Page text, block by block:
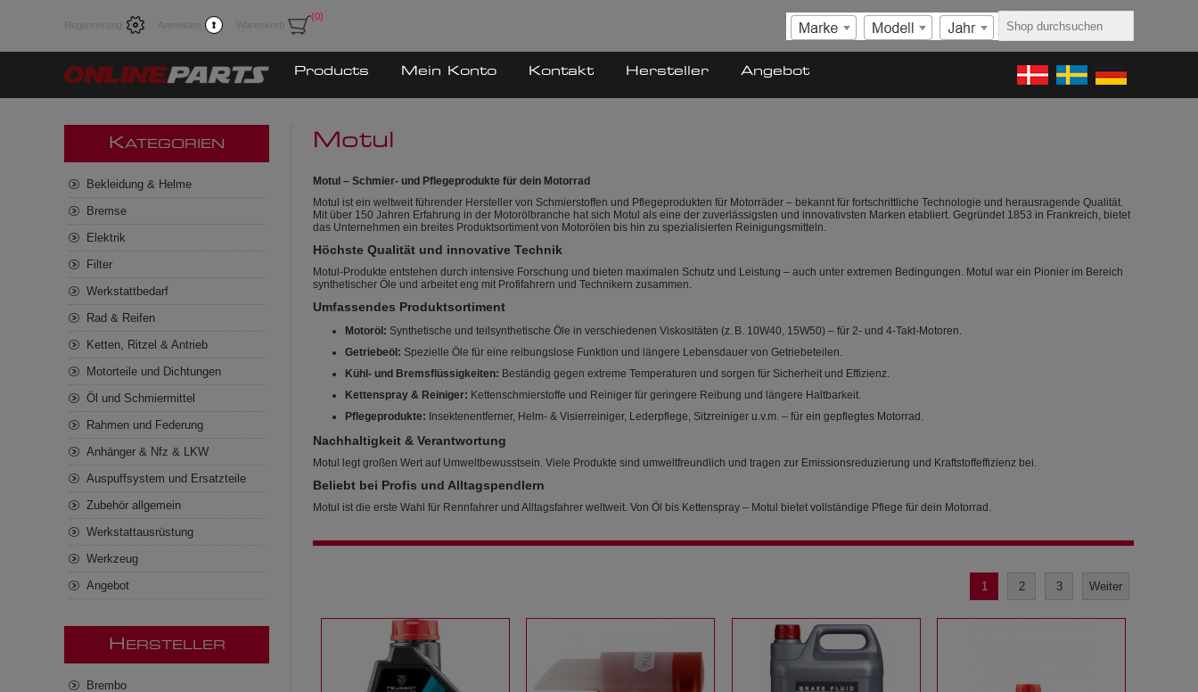
Registrierung Anmelden Warenkorb
(0)
Products Mein Konto Kontakt Hersteller Angebot
Motul
Motul – Schmier- und Pflegeprodukte für dein Motorrad
Motul ist ein weltweit führender Hersteller von Schmierstoffen und Pflegeprodukten für Motorräder – bekannt für fortschrittliche Technologie und herausragende Qualität.
Mit über 150 Jahren Erfahrung in der Motorölbranche hat sich Motul als eine der zuverlässigsten und innovativsten Marken etabliert. Gegründet 1853 in Frankreich, bietet
das Unternehmen ein breites Produktsortiment von Motorölen bis hin zu spezialisierten Reinigungsmitteln.
Höchste Qualität und innovative Technik
Motul-Produkte entstehen durch intensive Forschung und bieten maximalen Schutz und Leistung – auch unter extremen Bedingungen. Motul war ein Pionier im Bereich
synthetischer Öle und arbeitet eng mit Profifahrern und Technikern zusammen.
Umfassendes Produktsortiment
Motoröl: Synthetische und teilsynthetische Öle in verschiedenen Viskositäten (z. B. 10W40, 15W50) – für 2- und 4-Takt-Motoren.
Getriebeöl: Spezielle Öle für eine reibungslose Funktion und längere Lebensdauer von Getriebeteilen.
Kühl- und Bremsflüssigkeiten: Beständig gegen extreme Temperaturen und sorgen für Sicherheit und Effizienz.
Kettenspray & Reiniger: Kettenschmierstoffe und Reiniger für geringere Reibung und längere Haltbarkeit.
Pflegeprodukte: Insektenentferner, Helm- & Visierreiniger, Lederpflege, Sitzreiniger u.v.m. – für ein gepflegtes Motorrad.
Nachhaltigkeit & Verantwortung
Motul legt großen Wert auf Umweltbewusstsein. Viele Produkte sind umweltfreundlich und tragen zur Emissionsreduzierung und Kraftstoffeffizienz bei.
Beliebt bei Profis und Alltagspendlern
Motul ist die erste Wahl für Rennfahrer und Alltagsfahrer weltweit. Von Öl bis Kettenspray – Motul bietet vollständige Pflege für dein Motorrad.
1 2 3 Weiter
KATEGORIEN
Bekleidung & Helme
Bremse
Elektrik
Filter
Werkstattbedarf
Rad & Reifen
Ketten, Ritzel & Antrieb
Motorteile und Dichtungen
Öl und Schmiermittel
Rahmen und Federung
Anhänger & Nfz & LKW
Auspuffsystem und Ersatzteile
Zubehör allgemein
Werkstattausrüstung
Werkzeug
Angebot
H ERSTELLER
Brembo